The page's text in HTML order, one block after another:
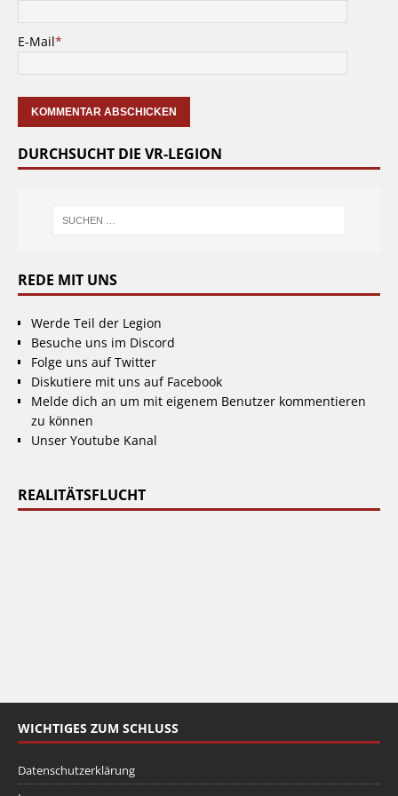
E-Mail*
DURCHSUCHT DIE VR-LEGION
REDE MIT UNS
Werde Teil der Legion
Besuche uns im Discord
Folge uns auf Twitter
Diskutiere mit uns auf Facebook
Melde dich an um mit eigenem Benutzer kommentieren
zu können
Unser Youtube Kanal
REALITÄTSFLUCHT
WICHTIGES ZUM SCHLUSS
Datenschutzerklärung